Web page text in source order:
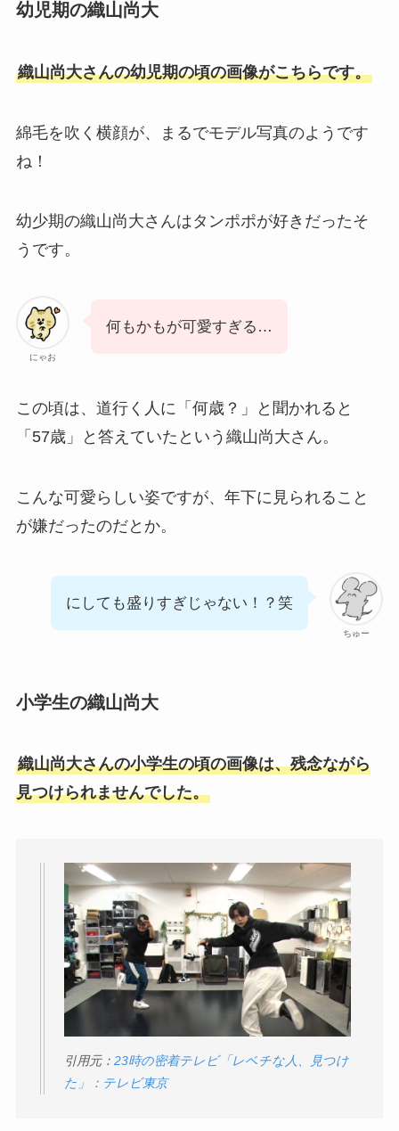
幼児期の織山尚大
織山尚大さんの幼児期の頃の画像がこちらです。
綿毛を吹く横顔が、まるでモデル写真のようです
ね！
幼少期の織山尚大さんはタンポポが好きだったそ
うです。
にゃお
何もかもが可愛すぎる…
この頃は、道行く人に「何歳？」と聞かれると
「57歳」と答えていたという織山尚大さん。
こんな可愛らしい姿ですが、年下に見られること
が嫌だったのだとか。
ちゅー
にしても盛りすぎじゃない！？笑
小学生の織山尚大
織山尚大さんの小学生の頃の画像は、残念ながら
見つけられませんでした。
引用元： 23時の密着テレビ「レベチな人、見つけ
た」：テレビ東京